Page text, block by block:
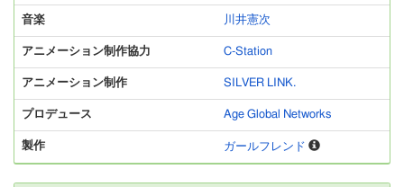
音楽 川井憲次
アニメーション制作協力 C-Station
アニメーション制作 SILVER LINK.
プロデュース Age Global Networks
製作 ガールフレンド